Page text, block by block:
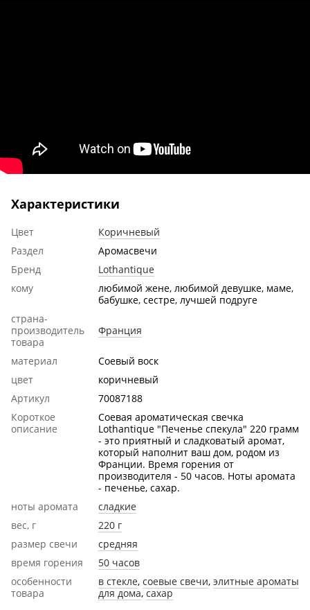
Характеристики
Цвет
Коричневый
Раздел
Аромасвечи
Бренд
Lothantique
кому
любимой жене, любимой девушке, маме,
бабушке, сестре, лучшей подруге
страна-
производитель
товара
Франция
материал
Соевый воск
цвет
коричневый
Артикул
70087188
Короткое
описание
Соевая ароматическая свечка
Lothantique "Печенье спекула" 220 грамм
- это приятный и сладковатый аромат,
который наполнит ваш дом, родом из
Франции. Время горения от
производителя - 50 часов. Ноты аромата
- печенье, сахар.
ноты аромата
сладкие
вес, г
220 г
размер свечи
cредняя
время горения
50 часов
особенности
товара
в стекле, соевые свечи, элитные ароматы
для дома,сахар